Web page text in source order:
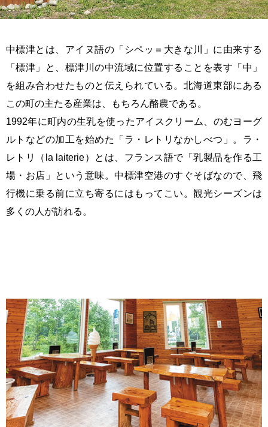
中標津とは、アイヌ語の「シペッ＝大きな川」に由来する
「標津」と、標津川の中流域に位置することを表す「中」
を組み合わせたものと伝えられている。北海道東部にある
この町の主たる産業は、もちろん酪農である。
1992年に町内の生乳を使ったアイスクリーム、のむヨーグ
ルトなどの加工を始めた「ラ・レトリなかしべつ」。ラ・
レトリ（la laiterie）とは、フランス語で「乳製品を作る工
場・お店」という意味。中標津空港のすぐそばなので、飛
行機に乗る前に立ち寄るにはもってこい。観光シーズンは
多くの人が訪れる。